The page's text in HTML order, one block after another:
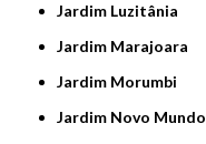
Jardim Luzitânia
Jardim Marajoara
Jardim Morumbi
Jardim Novo Mundo